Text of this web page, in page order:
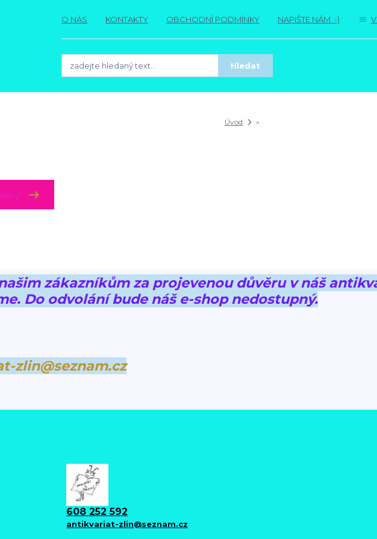
O NÁS KONTAKTY OBCHODNÍ PODMÍNKY NAPIŠTE NÁM :-)
Hledat
Úvod »
zákazníkům za projevenou důvěru v náš
Do odvolání bude náš e-shop nedostupný.
zlin@seznam.cz
608 252 592
antikvariat-zlin@seznam.cz